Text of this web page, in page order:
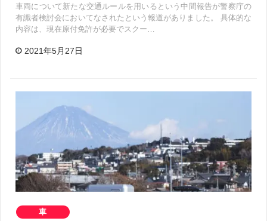
車両について新たな交通ルールを用いるという中間報告が警察庁の
有識者検討会においてなされたという報道がありました。 具体的な
内容は、現在原付免許が必要でスクー…
2021年5月27日
車